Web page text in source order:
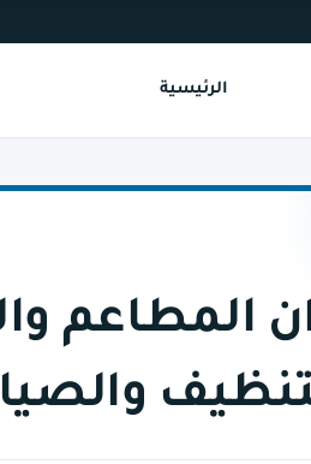
الرئيسية
المطاعم